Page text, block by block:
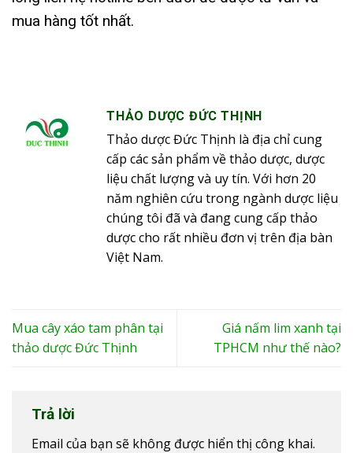
mua hàng tốt nhất.
THẢO DƯỢC ĐỨC THỊNH
Thảo dược Đức Thịnh là địa chỉ cung
cấp các sản phẩm về thảo dược, dược
liệu chất lượng và uy tín. Với hơn 20
năm nghiên cứu trong ngành dược liệu
chúng tôi đã và đang cung cấp thảo
dược cho rất nhiều đơn vị trên địa bàn
Việt Nam.
Mua cây xáo tam phân tại
thảo dược Đức Thịnh
Giá nấm lim xanh tại
TPHCM như thế nào?
Trả lời
Email của bạn sẽ không được hiển thị công khai.